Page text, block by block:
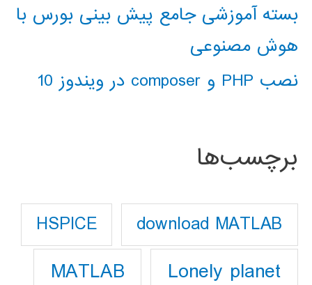
بسته آموزشی جامع پیش بینی بورس با
هوش مصنوعی
نصب PHP و composer در ویندوز 10
برچسب‌ها
download MATLAB
HSPICE
Lonely planet
MATLAB